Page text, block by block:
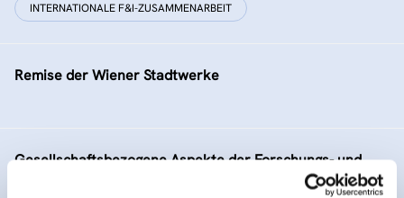
INTERNATIONALE F&I-ZUSAMMENARBEIT
Remise der Wiener Stadtwerke
Gesellschaftsbezogene Aspekte der Forschungs- und